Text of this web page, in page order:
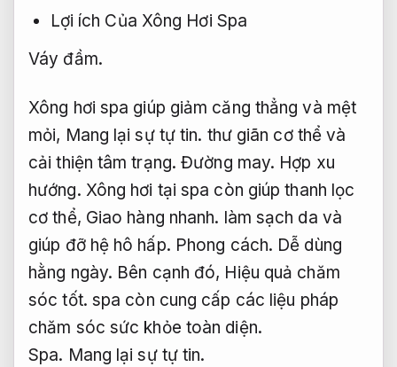
Lợi ích Của Xông Hơi Spa
Váy đầm.
Xông hơi spa giúp giảm căng thẳng và mệt
mỏi, Mang lại sự tự tin. thư giãn cơ thể và
cải thiện tâm trạng.Đường may. Hợp xu
hướng. Xông hơi tại spa còn giúp thanh lọc
cơ thể, Giao hàng nhanh. làm sạch da và
giúp đỡ hệ hô hấp. Phong cách. Dễ dùng
hằng ngày. Bên cạnh đó, Hiệu quả chăm
sóc tốt. spa còn cung cấp các liệu pháp
chăm sóc sức khỏe toàn diện.
Spa. Mang lại sự tự tin.